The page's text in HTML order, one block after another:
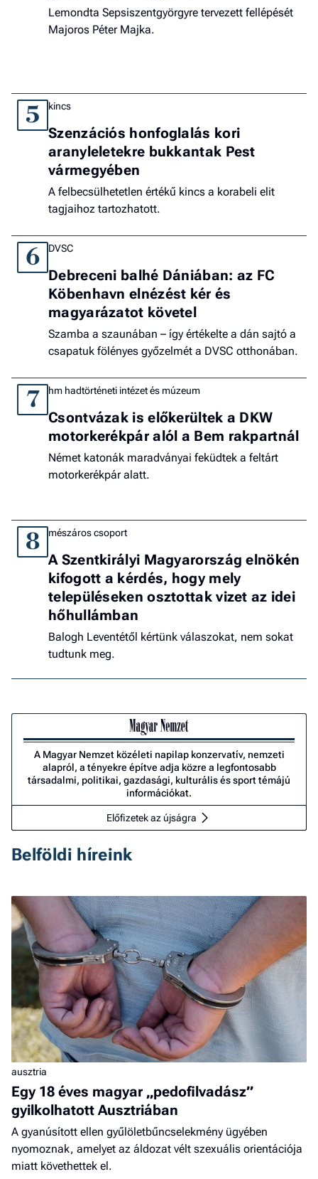
Lemondta Sepsiszentgyörgyre tervezett fellépését
Majoros Péter Majka.
5 kincs
Szenzációs honfoglalás kori
aranyleletekre bukkantak Pest
vármegyében
A felbecsülhetetlen értékű kincs a korabeli elit
tagjaihoz tartozhatott.
6 DVSC
Debreceni balhé Dániában: az FC
Köbenhavn elnézést kér és
magyarázatot követel
Szamba a szaunában – így értékelte a dán sajtó a
csapatuk fölényes győzelmét a DVSC otthonában.
7 hm hadtörténeti intézet és múzeum
Csontvázak is előkerültek a DKW
motorkerékpár alól a Bem rakpartnál
Német katonák maradványai feküdtek a feltárt
motorkerékpár alatt.
8 mészáros csoport
A Szentkirályi Magyarország elnökén
kifogott a kérdés, hogy mely
településeken osztottak vizet az idei
hőhullámban
Balogh Leventétől kértünk válaszokat, nem sokat
tudtunk meg.
A Magyar Nemzet közéleti napilap konzervatív, nemzeti
alapról, a tényekre építve adja közre a legfontosabb
társadalmi, politikai, gazdasági, kulturális és sport témájú
információkat.
Előfizetek az újságra
Belföldi híreink
ausztria
Egy 18 éves magyar „pedofilvadász”
gyilkolhatott Ausztriában
A gyanúsított ellen gyűlöletbűncselekmény ügyében
nyomoznak, amelyet az áldozat vélt szexuális orientációja
miatt követhettek el.